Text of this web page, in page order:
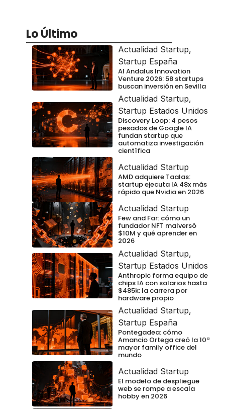
Lo Último
Actualidad Startup,
Startup España
Al Andalus Innovation
Venture 2026: 58 startups
buscan inversión en Sevilla
Actualidad Startup,
Startup Estados Unidos
Discovery Loop: 4 pesos
pesados de Google IA
fundan startup que
automatiza investigación
científica
Actualidad Startup
AMD adquiere Taalas:
startup ejecuta IA 48x más
rápido que Nvidia en 2026
Actualidad Startup
Few and Far: cómo un
fundador NFT malversó
$10M y qué aprender en
2026
Actualidad Startup,
Startup Estados Unidos
Anthropic forma equipo de
chips IA con salarios hasta
$485k: la carrera por
hardware propio
Actualidad Startup,
Startup España
Pontegadea: cómo
Amancio Ortega creó la 10ª
mayor family office del
mundo
Actualidad Startup
El modelo de despliegue
web se rompe a escala
hobby en 2026